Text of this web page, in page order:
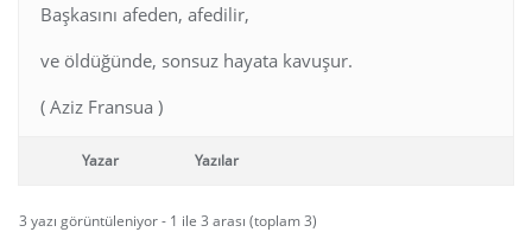
Başkasını afeden, afedilir,
ve öldüğünde, sonsuz hayata kavuşur.
( Aziz Fransua )
Yazar Yazılar
3 yazı görüntüleniyor - 1 ile 3 arası (toplam 3)